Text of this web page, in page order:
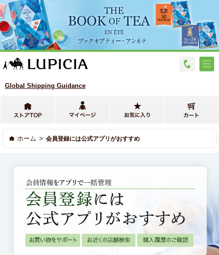
Global Shipping Guidance
ホーム > 会員登録には公式アプリがおすすめ